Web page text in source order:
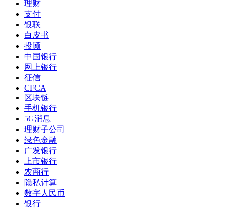
理财
支付
银联
白皮书
投顾
中国银行
网上银行
征信
CFCA
区块链
手机银行
5G消息
理财子公司
绿色金融
广发银行
上市银行
农商行
隐私计算
数字人民币
银行